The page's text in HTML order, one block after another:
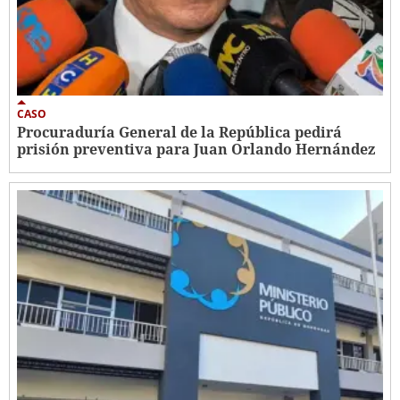
CASO
Procuraduría General de la República pedirá
prisión preventiva para Juan Orlando Hernández